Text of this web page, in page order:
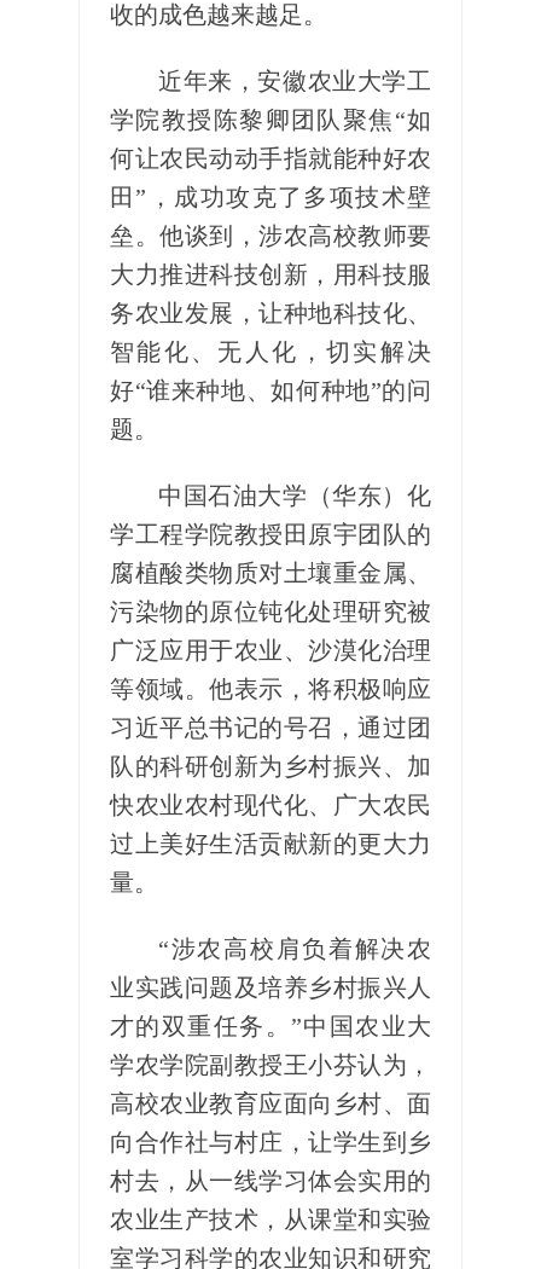
收的成色越来越足。
近年来，安徽农业大学工
学院教授陈黎卿团队聚焦“如
何让农民动动手指就能种好农
田”，成功攻克了多项技术壁
垒。他谈到，涉农高校教师要
大力推进科技创新，用科技服
务农业发展，让种地科技化、
智能化、无人化，切实解决
好“谁来种地、如何种地”的问
题。
中国石油大学（华东）化
学工程学院教授田原宇团队的
腐植酸类物质对土壤重金属、
污染物的原位钝化处理研究被
广泛应用于农业、沙漠化治理
等领域。他表示，将积极响应
习近平总书记的号召，通过团
队的科研创新为乡村振兴、加
快农业农村现代化、广大农民
过上美好生活贡献新的更大力
量。
“涉农高校肩负着解决农
业实践问题及培养乡村振兴人
才的双重任务。”中国农业大
学农学院副教授王小芬认为，
高校农业教育应面向乡村、面
向合作社与村庄，让学生到乡
村去，从一线学习体会实用的
农业生产技术，从课堂和实验
室学习科学的农业知识和研究